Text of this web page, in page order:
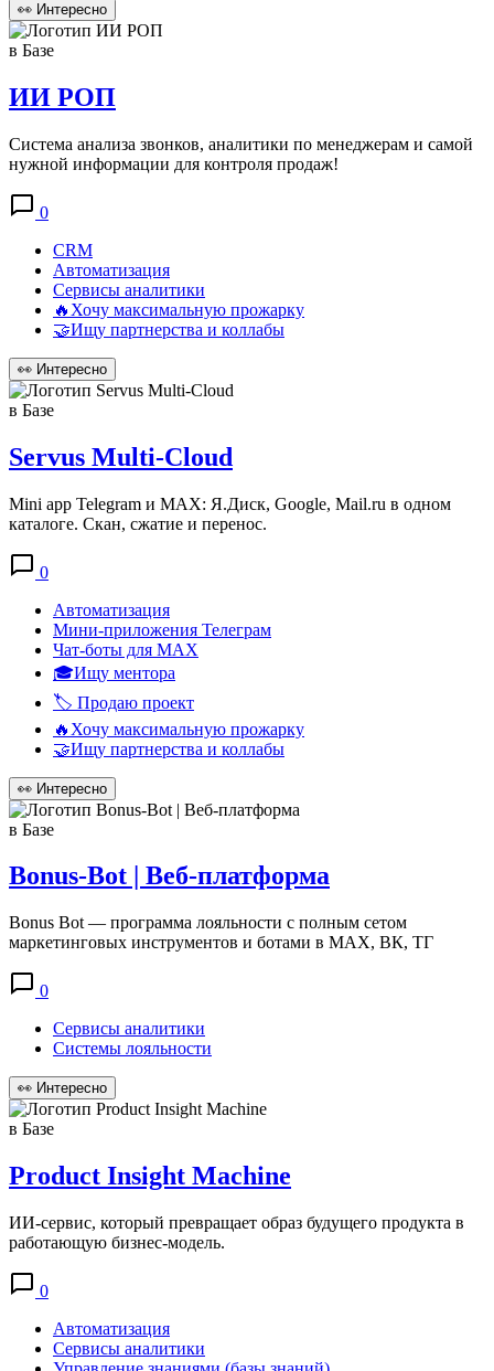
👀 Интересно
в Базе
ИИ РОП
Система анализа звонков, аналитики по менеджерам и самой
нужной информации для контроля продаж!
0
CRM
Автоматизация
Сервисы аналитики
🔥Хочу максимальную прожарку
🤝Ищу партнерства и коллабы
👀 Интересно
в Базе
Servus Multi-Cloud
Mini app Telegram и MAX: Я.Диск, Google, Mail.ru в одном
каталоге. Скан, сжатие и перенос.
0
Автоматизация
Мини-приложения Телеграм
Чат-боты для MAX
🎓Ищу ментора
🏷️ Продаю проект
🔥Хочу максимальную прожарку
🤝Ищу партнерства и коллабы
👀 Интересно
в Базе
Bonus-Bot | Веб-платформа
Bonus Bot — программа лояльности с полным сетом
маркетинговых инструментов и ботами в MAX, ВК, ТГ
0
Сервисы аналитики
Системы лояльности
👀 Интересно
в Базе
Product Insight Machine
ИИ-сервис, который превращает образ будущего продукта в
работающую бизнес-модель.
0
Автоматизация
Сервисы аналитики